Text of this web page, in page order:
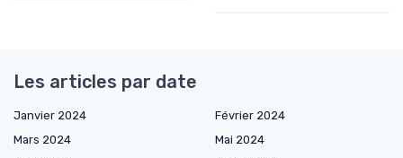
Les articles par date
Janvier 2024
Février 2024
Mars 2024
Mai 2024